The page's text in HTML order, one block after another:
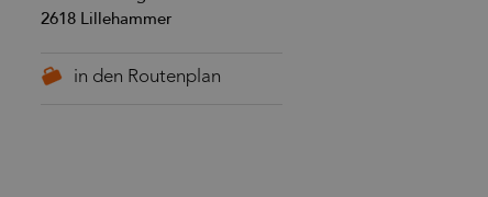
2618 Lillehammer